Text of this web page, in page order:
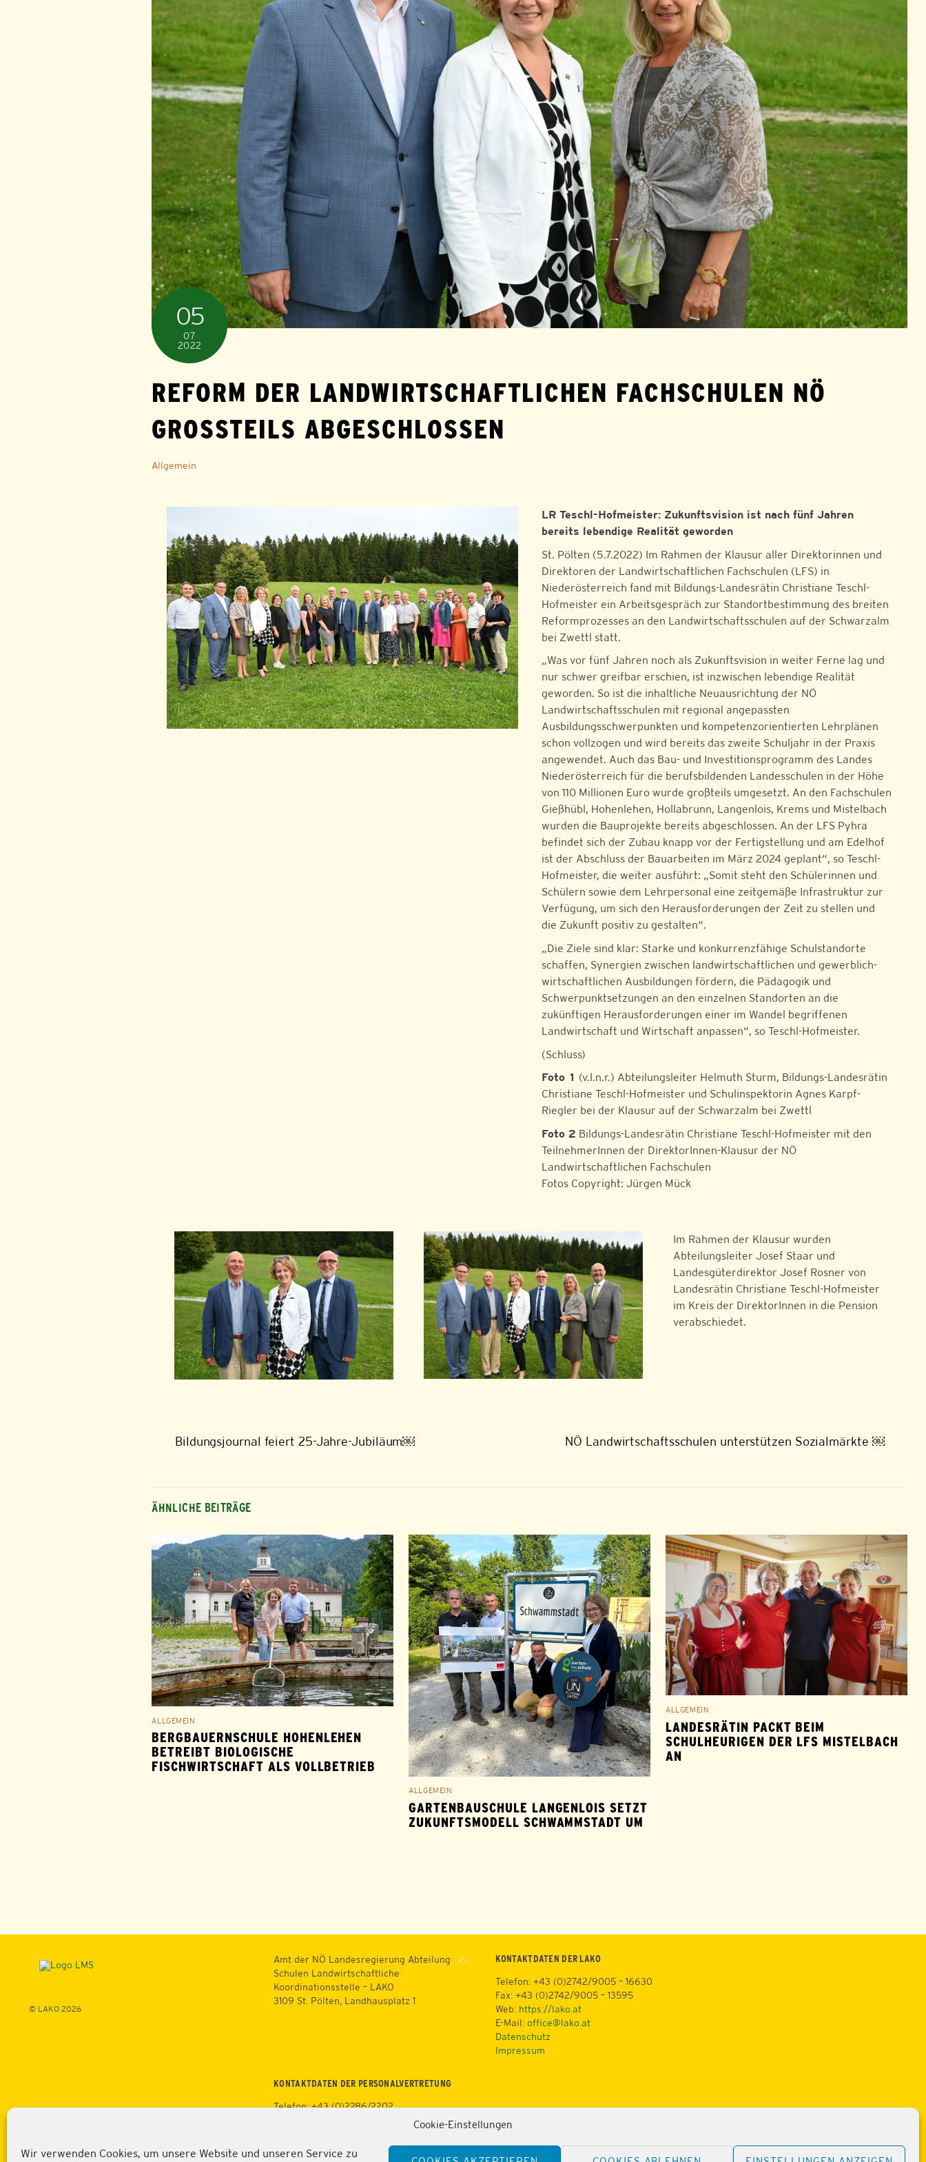
Cookie-Einstellungen
Wir verwenden Cookies, um unsere Website und unseren Service zu
05
07
2022
REFORM DER LANDWIRTSCHAFTLICHEN FACHSCHULEN NÖ
GROSSTEILS ABGESCHLOSSEN
Allgemein
LR Teschl-Hofmeister: Zukunftsvision ist nach fünf Jahren
bereits lebendige Realität geworden
St. Pölten (5.7.2022) Im Rahmen der Klausur aller Direktorinnen und
Direktoren der Landwirtschaftlichen Fachschulen (LFS) in
Niederösterreich fand mit Bildungs-Landesrätin Christiane Teschl-
Hofmeister ein Arbeitsgespräch zur Standortbestimmung des breiten
Reformprozesses an den Landwirtschaftsschulen auf der Schwarzalm
bei Zwettl statt.
„Was vor fünf Jahren noch als Zukunftsvision in weiter Ferne lag und
nur schwer greifbar erschien, ist inzwischen lebendige Realität
geworden. So ist die inhaltliche Neuausrichtung der NÖ
Landwirtschaftsschulen mit regional angepassten
Ausbildungsschwerpunkten und kompetenzorientierten Lehrplänen
schon vollzogen und wird bereits das zweite Schuljahr in der Praxis
angewendet. Auch das Bau- und Investitionsprogramm des Landes
Niederösterreich für die berufsbildenden Landesschulen in der Höhe
von 110 Millionen Euro wurde großteils umgesetzt. An den Fachschulen
Gießhübl, Hohenlehen, Hollabrunn, Langenlois, Krems und Mistelbach
wurden die Bauprojekte bereits abgeschlossen. An der LFS Pyhra
befindet sich der Zubau knapp vor der Fertigstellung und am Edelhof
ist der Abschluss der Bauarbeiten im März 2024 geplant“, so Teschl-
Hofmeister, die weiter ausführt: „Somit steht den Schülerinnen und
Schülern sowie dem Lehrpersonal eine zeitgemäße Infrastruktur zur
Verfügung, um sich den Herausforderungen der Zeit zu stellen und
die Zukunft positiv zu gestalten“.
„Die Ziele sind klar: Starke und konkurrenzfähige Schulstandorte
schaffen, Synergien zwischen landwirtschaftlichen und gewerblich-
wirtschaftlichen Ausbildungen fördern, die Pädagogik und
Schwerpunktsetzungen an den einzelnen Standorten an die
zukünftigen Herausforderungen einer im Wandel begriffenen
Landwirtschaft und Wirtschaft anpassen“, so Teschl-Hofmeister.
(Schluss)
Foto 1 (v.l.n.r.) Abteilungsleiter Helmuth Sturm, Bildungs-Landesrätin
Christiane Teschl-Hofmeister und Schulinspektorin Agnes Karpf-
Riegler bei der Klausur auf der Schwarzalm bei Zwettl
Foto 2 Bildungs-Landesrätin Christiane Teschl-Hofmeister mit den
TeilnehmerInnen der DirektorInnen-Klausur der NÖ
Landwirtschaftlichen Fachschulen
Fotos Copyright: Jürgen Mück
Im Rahmen der Klausur wurden
Abteilungsleiter Josef Staar und
Landesgüterdirektor Josef Rosner von
Landesrätin Christiane Teschl-Hofmeister
im Kreis der DirektorInnen in die Pension
verabschiedet.
Bildungsjournal feiert 25-Jahre-Jubiläum￼ NÖ Landwirtschaftsschulen unterstützen Sozialmärkte ￼
ÄHNLICHE BEITRÄGE
ALLGEMEIN
BERGBAUERNSCHULE HOHENLEHEN
BETREIBT BIOLOGISCHE
FISCHWIRTSCHAFT ALS VOLLBETRIEB
ALLGEMEIN
GARTENBAUSCHULE LANGENLOIS SETZT
ZUKUNFTSMODELL SCHWAMMSTADT UM
ALLGEMEIN
LANDESRÄTIN PACKT BEIM
SCHULHEURIGEN DER LFS MISTELBACH
AN
Back
© LAKO 2026
Amt der NÖ Landesregierung Abteilung
Schulen Landwirtschaftliche
Koordinationsstelle – LAKO
3109 St. Pölten, Landhausplatz 1
KONTAKTDATEN DER LAKO
Telefon: +43 (0)2742/9005 – 16630
Fax: +43 (0)2742/9005 – 13595
Web: https://lako.at
E-Mail: office@lako.at
Datenschutz
Impressum
KONTAKTDATEN DER PERSONALVERTRETUNG
Telefon: +43 (0)2286/2202
https://lako.at/lako-